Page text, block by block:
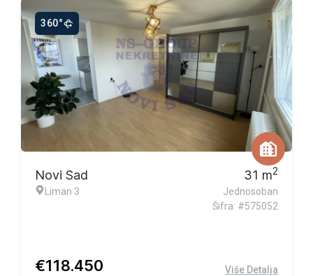
360°
Novi Sad
Liman 3
31 m2
Jednosoban
Šifra: #575052
€118.450 Više Detalja